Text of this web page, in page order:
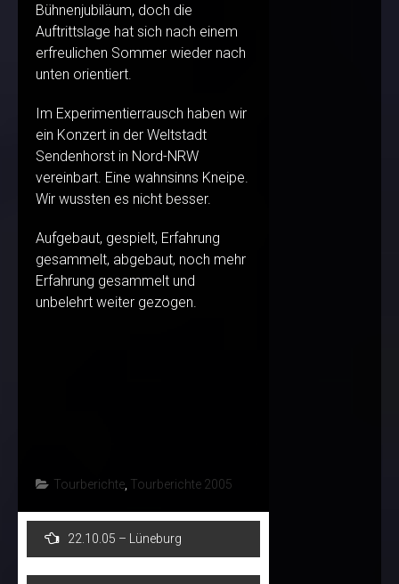
Bühnenjubiläum, doch die
Auftrittslage hat sich nach einem
erfreulichen Sommer wieder nach
unten orientiert.
Im Experimentierrausch haben wir
ein Konzert in der Weltstadt
Sendenhorst in Nord-NRW
vereinbart. Eine wahnsinns Kneipe.
Wir wussten es nicht besser.
Aufgebaut, gespielt, Erfahrung
gesammelt, abgebaut, noch mehr
Erfahrung gesammelt und
unbelehrt weiter gezogen.
Tourberichte Tourberichte 2005
Post
navigation
22.10.05 – Lüneburg